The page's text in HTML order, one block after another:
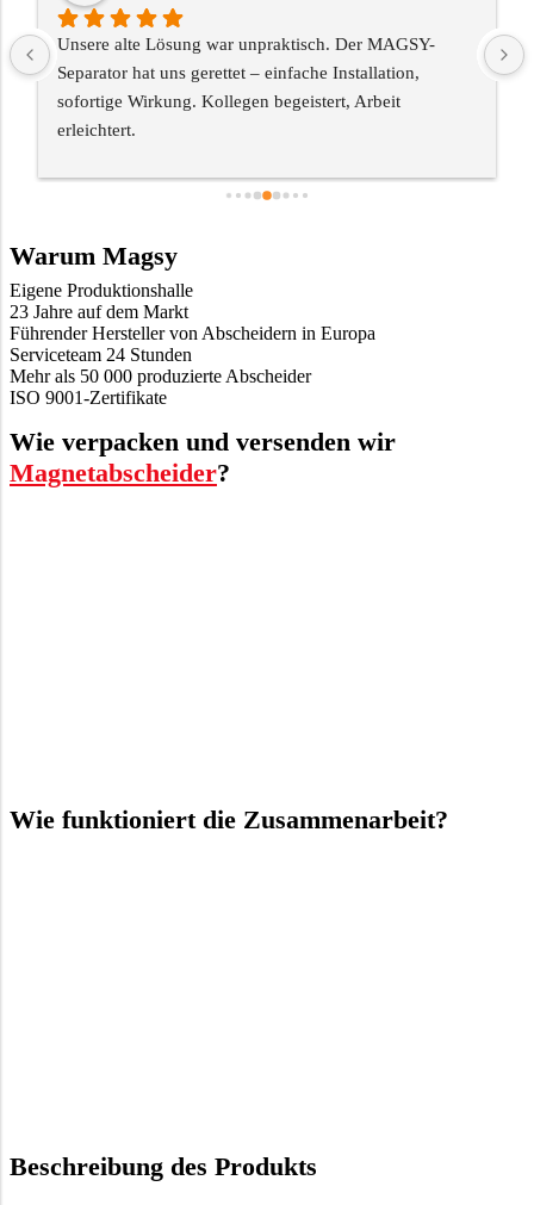
Unsere alte Lösung war unpraktisch. Der MAGSY-
Separator hat uns gerettet – einfache Installation,
sofortige Wirkung. Kollegen begeistert, Arbeit
erleichtert.
Warum Magsy
Eigene Produktionshalle
23 Jahre auf dem Markt
Führender Hersteller von Abscheidern in Europa
Serviceteam 24 Stunden
Mehr als 50 000 produzierte Abscheider
ISO 9001-Zertifikate
Wie verpacken und versenden wir
Magnetabscheider?
Wie funktioniert die Zusammenarbeit?
Beschreibung des Produkts